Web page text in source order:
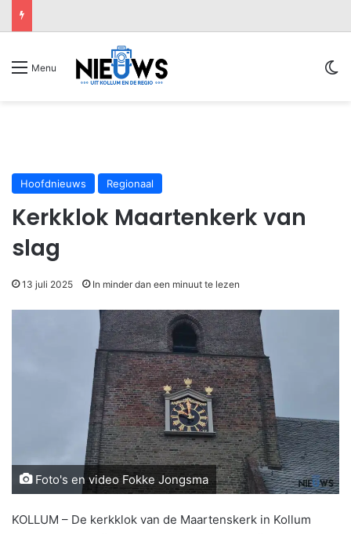
Menu
Hoofdnieuws Regionaal
Kerkklok Maartenkerk van
slag
13 juli 2025 In minder dan een minuut te lezen
Foto's en video Fokke Jongsma
KOLLUM – De kerkklok van de Maartenskerk in Kollum